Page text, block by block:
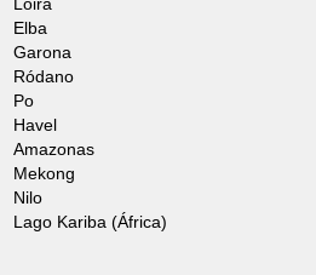
Loira
Elba
Garona
Ródano
Po
Havel
Amazonas
Mekong
Nilo
Lago Kariba (África)